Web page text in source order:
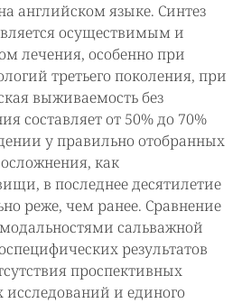
английском языке. Синтез
осуществимым и
лечения, особенно при
третьего поколения, при
выживаемость без
составляет от 50% до 70%
у правильно отобранных
как
в последнее десятилетие
реже, чем ранее. Сравнение
сальважной
результатов
проспективных
и единого